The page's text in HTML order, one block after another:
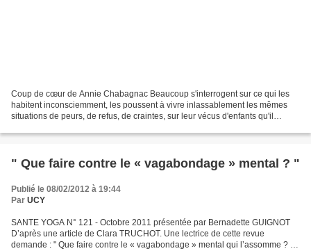
Coup de cœur de Annie Chabagnac Beaucoup s'interrogent sur ce qui les
habitent inconsciemment, les poussent à vivre inlassablement les mêmes
situations de peurs, de refus, de craintes, sur leur vécus d'enfants qu'il
" Que faire contre le « vagabondage » mental ? "
Publié le 08/02/2012 à 19:44
Par UCY
SANTE YOGA N° 121 - Octobre 2011 présentée par Bernadette GUIGNOT
D’après une article de Clara TRUCHOT. Une lectrice de cette revue
demande : " Que faire contre le « vagabondage » mental qui l’assomme ? "